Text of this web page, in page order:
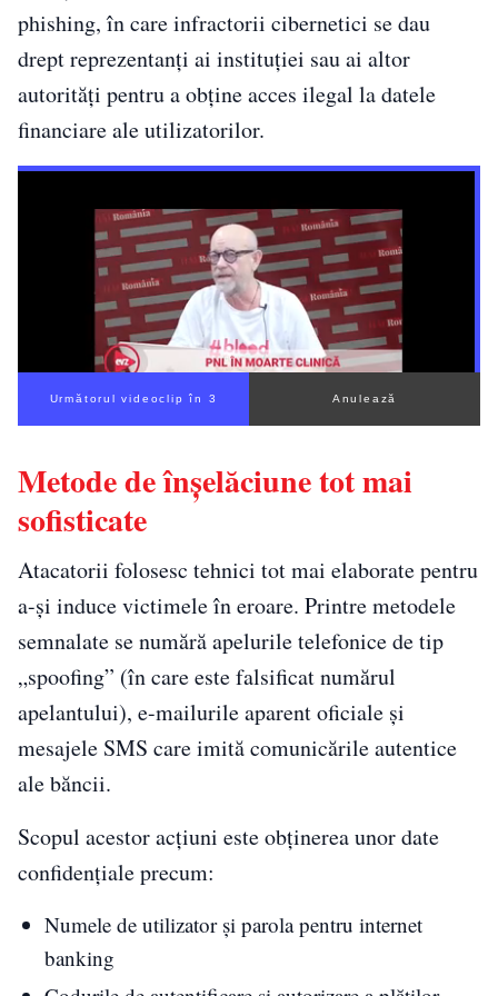
phishing, în care infractorii cibernetici se dau
drept reprezentanți ai instituției sau ai altor
autorități pentru a obține acces ilegal la datele
financiare ale utilizatorilor.
Următorul videoclip în 2 Anulează
Metode de înșelăciune tot mai
sofisticate
Atacatorii folosesc tehnici tot mai elaborate pentru
a-și induce victimele în eroare. Printre metodele
semnalate se numără apelurile telefonice de tip
„spoofing” (în care este falsificat numărul
apelantului), e-mailurile aparent oficiale și
mesajele SMS care imită comunicările autentice
ale băncii.
Scopul acestor acțiuni este obținerea unor date
confidențiale precum:
Numele de utilizator și parola pentru internet
banking